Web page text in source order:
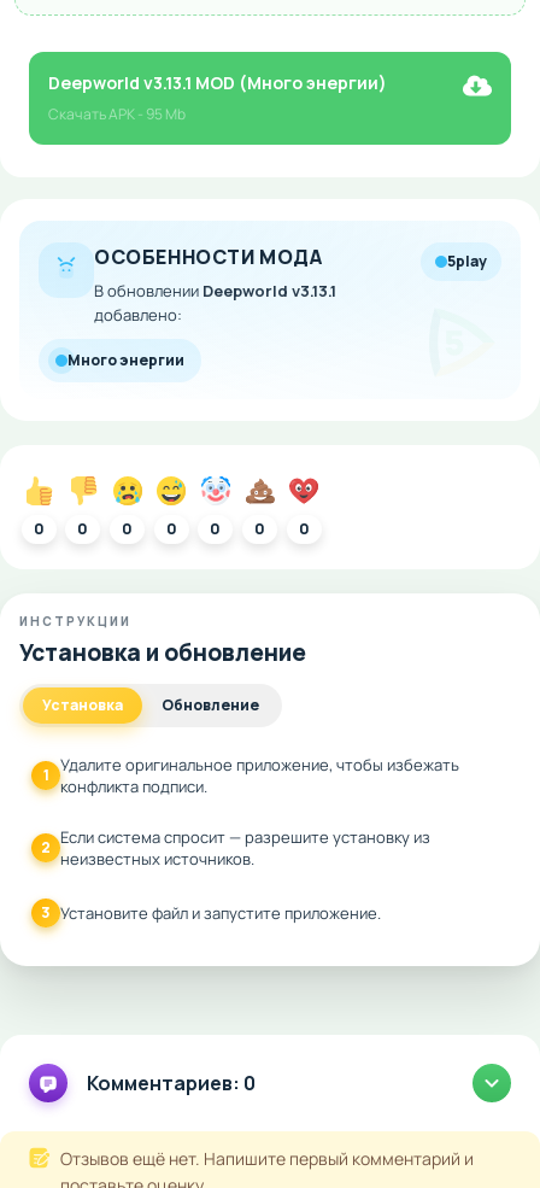
Deepworld v3.13.1 MOD (Много энергии)
СкачатьAPK- 95 Mb
ОСОБЕННОСТИ МОДА
В обновлении Deepworld v3.13.1
добавлено:
5play
Много энергии
0 0 0 0 0 0 0
ИНСТРУКЦИИ
Установка и обновление
Установка Обновление
1 Удалите оригинальное приложение, чтобы избежать
конфликта подписи.
2 Если система спросит — разрешите установку из
неизвестных источников.
3 Установите файл и запустите приложение.
Комментариев: 0
Отзывов ещё нет. Напишите первый комментарий и